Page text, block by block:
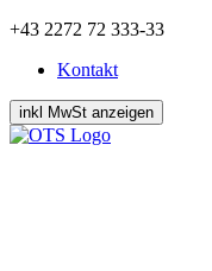
Zum
springen
+43 2272 72 333-33
Kontakt